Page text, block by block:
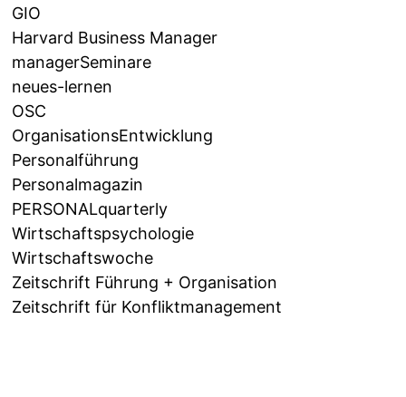
GIO
Harvard Business Manager
managerSeminare
neues-lernen
OSC
OrganisationsEntwicklung
Personalführung
Personalmagazin
PERSONALquarterly
Wirtschaftspsychologie
Wirtschaftswoche
Zeitschrift Führung + Organisation
Zeitschrift für Konfliktmanagement